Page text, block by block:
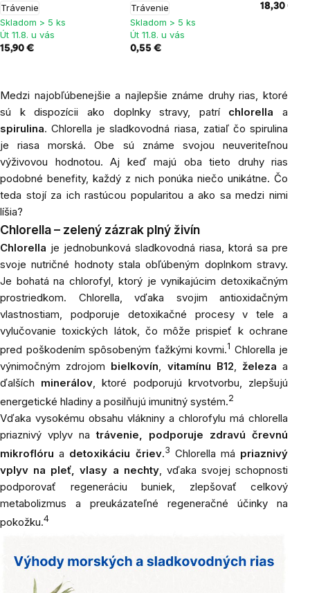
Trávenie
Skladom > 5 ks
Út 11.8. u vás
15,90 €
Trávenie
Skladom > 5 ks
Út 11.8. u vás
0,55 €
18,30 €
Medzi najobľúbenejšie a najlepšie známe druhy rias, ktoré
sú k dispozícii ako doplnky stravy, patrí chlorella a
spirulina. Chlorella je sladkovodná riasa, zatiaľ čo spirulina
je riasa morská. Obe sú známe svojou neuveriteľnou
výživovou hodnotou. Aj keď majú oba tieto druhy rias
podobné benefity, každý z nich ponúka niečo unikátne. Čo
teda stojí za ich rastúcou popularitou a ako sa medzi nimi
líšia?
Chlorella – zelený zázrak plný živín
Chlorella je jednobunková sladkovodná riasa, ktorá sa pre
svoje nutričné hodnoty stala obľúbeným doplnkom stravy.
Je bohatá na chlorofyl, ktorý je vynikajúcim detoxikačným
prostriedkom. Chlorella, vďaka svojim antioxidačným
vlastnostiam, podporuje detoxikačné procesy v tele a
vylučovanie toxických látok, čo môže prispieť k ochrane
pred poškodením spôsobeným ťažkými kovmi.1 Chlorella je
výnimočným zdrojom bielkovín, vitamínu B12, železa a
ďalších minerálov, ktoré podporujú krvotvorbu, zlepšujú
energetické hladiny a posilňujú imunitný systém.2
Vďaka vysokému obsahu vlákniny a chlorofylu má chlorella
priaznivý vplyv natrávenie, podporuje zdravú črevnú
mikroflóru a detoxikáciu čriev.3 Chlorella má priaznivý
vplyv na pleť, vlasy a nechty, vďaka svojej schopnosti
podporovať regeneráciu buniek, zlepšovať celkový
metabolizmus a preukázateľné regeneračné účinky na
pokožku.4